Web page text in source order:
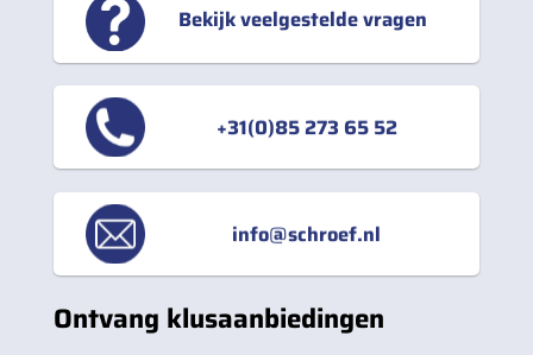
Bekijk veelgestelde vragen
+31(0)85 273 65 52
info@schroef.nl
Ontvang klusaanbiedingen